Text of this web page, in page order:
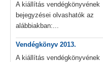
A kiállítás vendégkönyvének
bejegyzései olvashatók az
alábbiakban:...
Vendégkönyv 2013.
A kiállítás vendégkönyvének